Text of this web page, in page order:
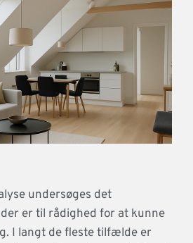
undersøges det
er til rådighed for at kunne
I langt de fleste tilfælde er